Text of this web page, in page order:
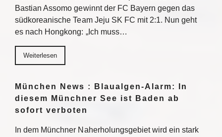
Bastian Assomo gewinnt der FC Bayern gegen das
südkoreanische Team Jeju SK FC mit 2:1. Nun geht
es nach Hongkong: „Ich muss…
Weiterlesen
München News : Blaualgen-Alarm: In
diesem Münchner See ist Baden ab
sofort verboten
In dem Münchner Naherholungsgebiet wird ein stark